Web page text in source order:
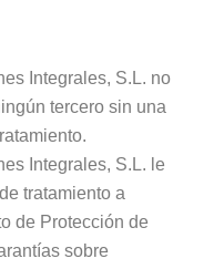
Integrales, S.L. no
tercero sin una
Integrales, S.L. le
tratamiento a
de Protección de
sobre